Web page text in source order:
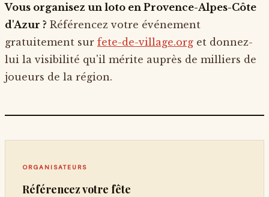
Vous organisez un loto en Provence-Alpes-Côte
d'Azur ? Référencez votre événement
gratuitement sur fete-de-village.org et donnez-
lui la visibilité qu'il mérite auprès de milliers de
joueurs de la région.
ORGANISATEURS
Référencez votre fête